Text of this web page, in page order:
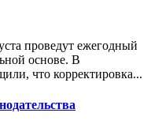
проведут ежегодный
основе. В
что корректировка...